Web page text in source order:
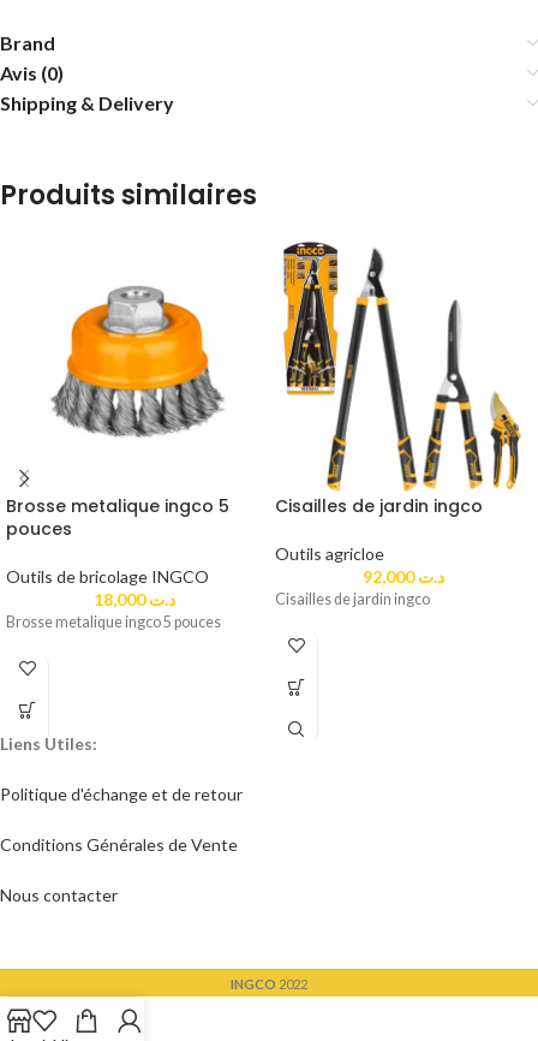
Brand
Avis (0)
Shipping & Delivery
Produits similaires
Brosse metalique ingco 5
pouces
Outils de bricolage INGCO
د.ت18,000
Brosse metalique ingco 5 pouces
Cisailles de jardin ingco
Outils agricloe
د.ت92,000
Cisailles de jardin ingco
Liens Utiles:
Politique d'échange et de retour​
Conditions Générales de Vente
Nous contacter
INGCO 2022